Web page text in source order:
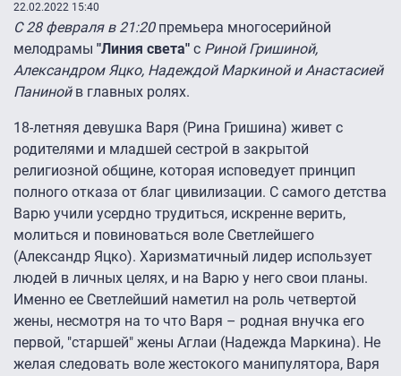
22.02.2022 15:40
С 28 февраля в 21:20премьера многосерийной
мелодрамы "Линия света" с Риной Гришиной,
Александром Яцко, Надеждой Маркиной и Анастасией
Паниной в главных ролях.
18-летняя девушка Варя (Рина Гришина) живет с
родителями и младшей сестрой в закрытой
религиозной общине, которая исповедует принцип
полного отказа от благ цивилизации. С самого детства
Варю учили усердно трудиться, искренне верить,
молиться и повиноваться воле Светлейшего
(Александр Яцко). Харизматичный лидер использует
людей в личных целях, и на Варю у него свои планы.
Именно ее Светлейший наметил на роль четвертой
жены, несмотря на то что Варя – родная внучка его
первой, "старшей" жены Аглаи (Надежда Маркина). Не
желая следовать воле жестокого манипулятора, Варя